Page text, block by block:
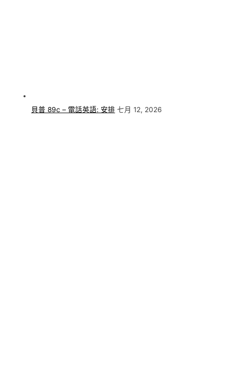
貝普 89c – 電話英語: 安排 七月 12, 2026